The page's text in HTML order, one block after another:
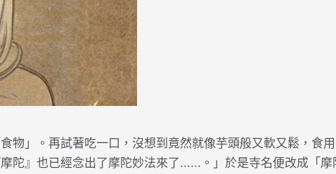
物」。再試著吃一口，沒想到竟然就像芋頭般又軟又鬆，食
陀』也已經念出了摩陀妙法來了......。」於是寺名便改成「